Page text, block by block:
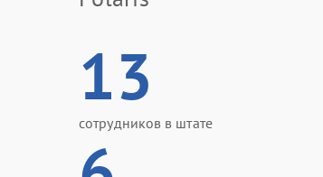
13
сотрудников в штате